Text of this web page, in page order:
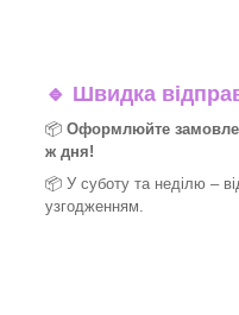
🔹 Швидка
📦 Оформлюйте
ж дня!
📦 У суботу та неділю –
узгодженням.